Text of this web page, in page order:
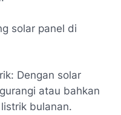
solar panel di
Dengan solar
atau bahkan
bulanan.